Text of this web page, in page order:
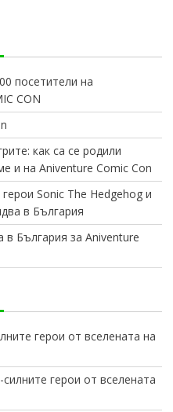
посетители на
CON
как са се родили
и на Aniventure Comic Con
Sonic The Hedgehog и
в България
в България за Aniventure
герои от вселената на
герои от вселената